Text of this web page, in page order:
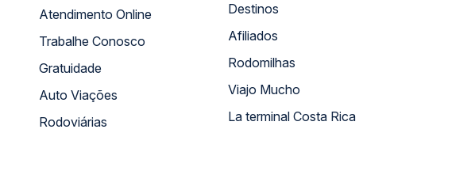
Atendimento Online
Trabalhe Conosco
Gratuidade
Auto Viações
Rodoviárias
Destinos
Afiliados
Rodomilhas
Viajo Mucho
La terminal Costa Rica